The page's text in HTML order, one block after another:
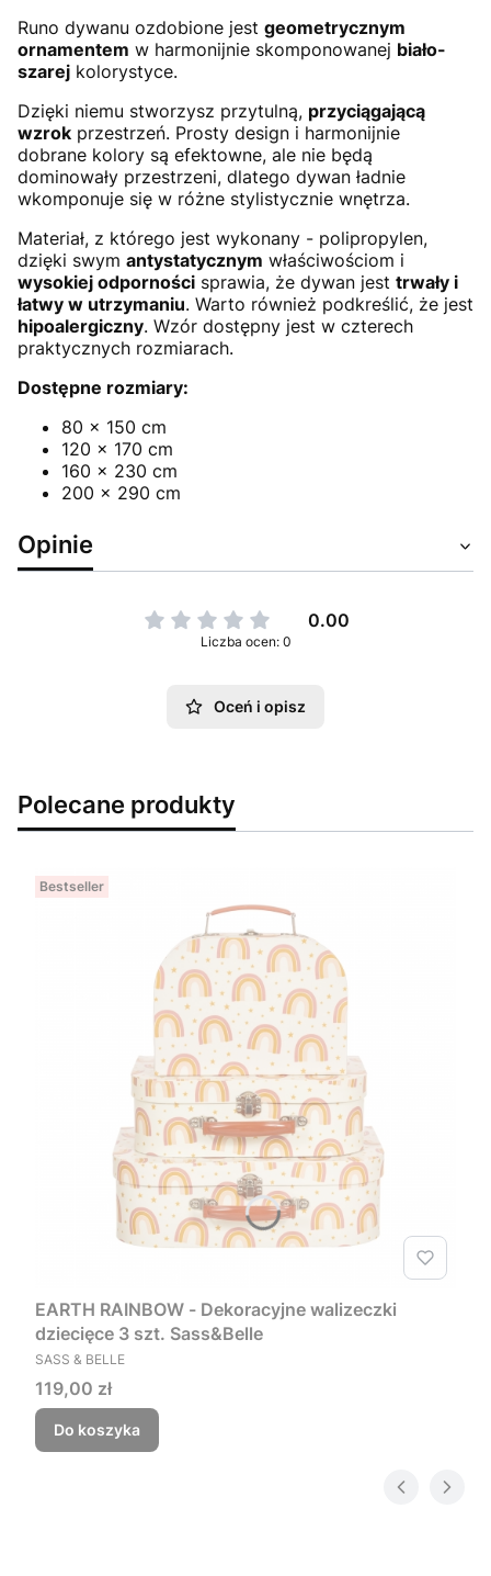
Runo dywanu ozdobione jest geometrycznym
ornamentem w harmonijnie skomponowanej biało-
szarej kolorystyce.
Dzięki niemu stworzysz przytulną, przyciągającą
wzrok przestrzeń. Prosty design i harmonijnie
dobrane kolory są efektowne, ale nie będą
dominowały przestrzeni, dlatego dywan ładnie
wkomponuje się w różne stylistycznie wnętrza.
Materiał, z którego jest wykonany - polipropylen,
dzięki swym antystatycznym właściwościom i
wysokiej odporności sprawia, że dywan jest trwały i
łatwy w utrzymaniu. Warto również podkreślić, że jest
hipoalergiczny. Wzór dostępny jest w czterech
praktycznych rozmiarach.
Dostępne rozmiary:
80 x 150 cm
120 x 170 cm
160 x 230 cm
200 x 290 cm
Opinie
0.00
Liczba ocen: 0
Oceń i opisz
Polecane produkty
Bestseller
EARTH RAINBOW - Dekoracyjne walizeczki
dziecięce 3 szt. Sass&Belle
PRODUCENT
SASS & BELLE
Cena
119,00 zł
Do koszyka